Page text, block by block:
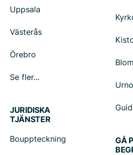
Uppsala
Västerås
Örebro
Se fler...
JURIDISKA
TJÄNSTER
Bouppteckning
GÅ